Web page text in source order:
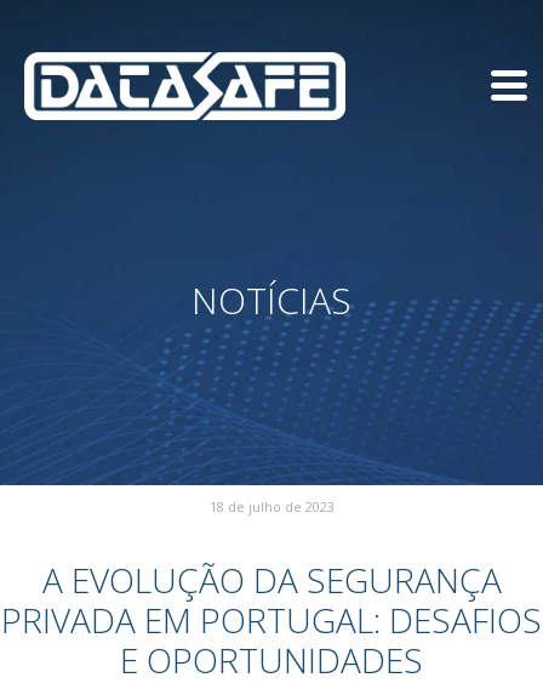
NOTÍCIAS
18 de julho de 2023
A EVOLUÇÃO DA SEGURANÇA
PRIVADA EM PORTUGAL: DESAFIOS
E OPORTUNIDADES